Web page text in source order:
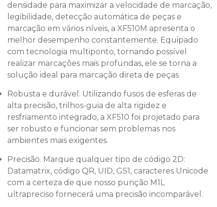
densidade para maximizar a velocidade de marcação,
legibilidade, detecção automática de peças e
marcação em vários níveis, a XF510M apresenta o
melhor desempenho constantemente. Equipado
com tecnologia multiponto, tornando possível
realizar marcações mais profundas, ele se torna a
solução ideal para marcação direta de peças
Robusta e durável. Utilizando fusos de esferas de
alta precisão, trilhos-guia de alta rigidez e
resfriamento integrado, a XF510 foi projetado para
ser robusto e funcionar sem problemas nos
ambientes mais exigentes.
Precisão. Marque qualquer tipo de código 2D:
Datamatrix, código QR, UID, GS1, caracteres Unicode
com a certeza de que nosso punção M1L
ultrapreciso fornecerá uma precisão incomparável.